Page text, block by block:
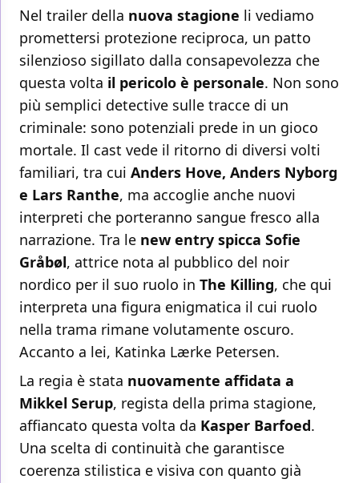
Nel trailer della nuova stagione li vediamo
promettersi protezione reciproca, un patto
silenzioso sigillato dalla consapevolezza che
questa volta il pericolo è personale. Non sono
più semplici detective sulle tracce di un
criminale: sono potenziali prede in un gioco
mortale. Il cast vede il ritorno di diversi volti
familiari, tra cui Anders Hove, Anders Nyborg
e Lars Ranthe, ma accoglie anche nuovi
interpreti che porteranno sangue fresco alla
narrazione. Tra le new entry spicca Sofie
Gråbøl, attrice nota al pubblico del noir
nordico per il suo ruolo in The Killing, che qui
interpreta una figura enigmatica il cui ruolo
nella trama rimane volutamente oscuro.
Accanto a lei, Katinka Lærke Petersen.
La regia è stata nuovamente affidata a
Mikkel Serup, regista della prima stagione,
affiancato questa volta da Kasper Barfoed.
Una scelta di continuità che garantisce
coerenza stilistica e visiva con quanto già